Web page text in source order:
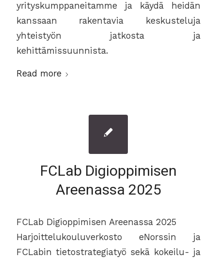
yrityskumppaneitamme ja käydä heidän
kanssaan rakentavia keskusteluja
yhteistyön jatkosta ja
kehittämissuunnista.
Read more
FCLab Digioppimisen
Areenassa 2025
FCLab Digioppimisen Areenassa 2025
Harjoittelukouluverkosto eNorssin ja
FCLabin tietostrategiatyö sekä kokeilu- ja